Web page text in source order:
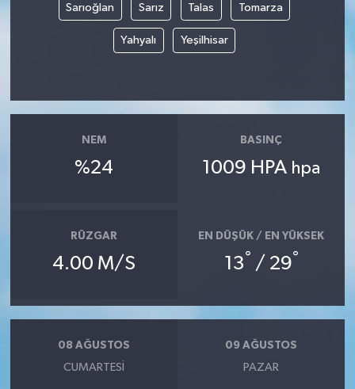
Sarıoğlan Sarız Talas Tomarza
Yahyalı Yeşilhisar
NEM
%24
BASINÇ
1009 HPA hpa
RÜZGAR
4.00 M/S
EN DÜŞÜK / EN YÜKSEK
13° / 29°
08 AĞUSTOS
CUMARTESI
09 AĞUSTOS
PAZAR